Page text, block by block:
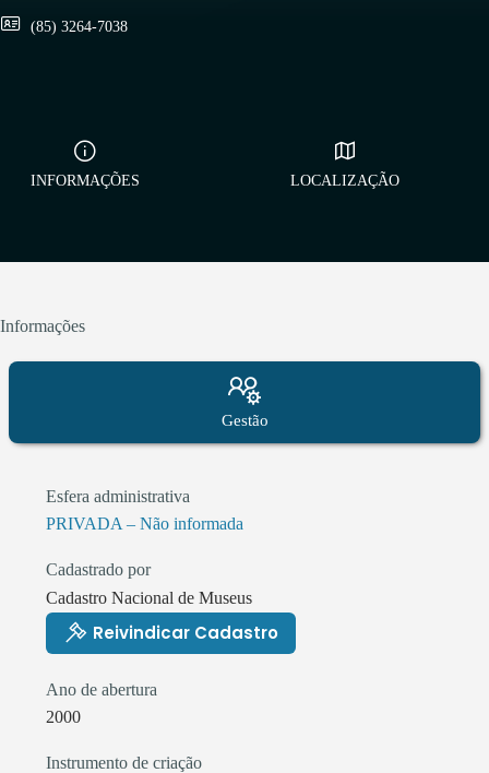
(85) 3264-7038
INFORMAÇÕES LOCALIZAÇÃO
Informações
Gestão
Esfera administrativa
PRIVADA – Não informada
Cadastrado por
Cadastro Nacional de Museus
Reivindicar Cadastro
Ano de abertura
2000
Instrumento de criação